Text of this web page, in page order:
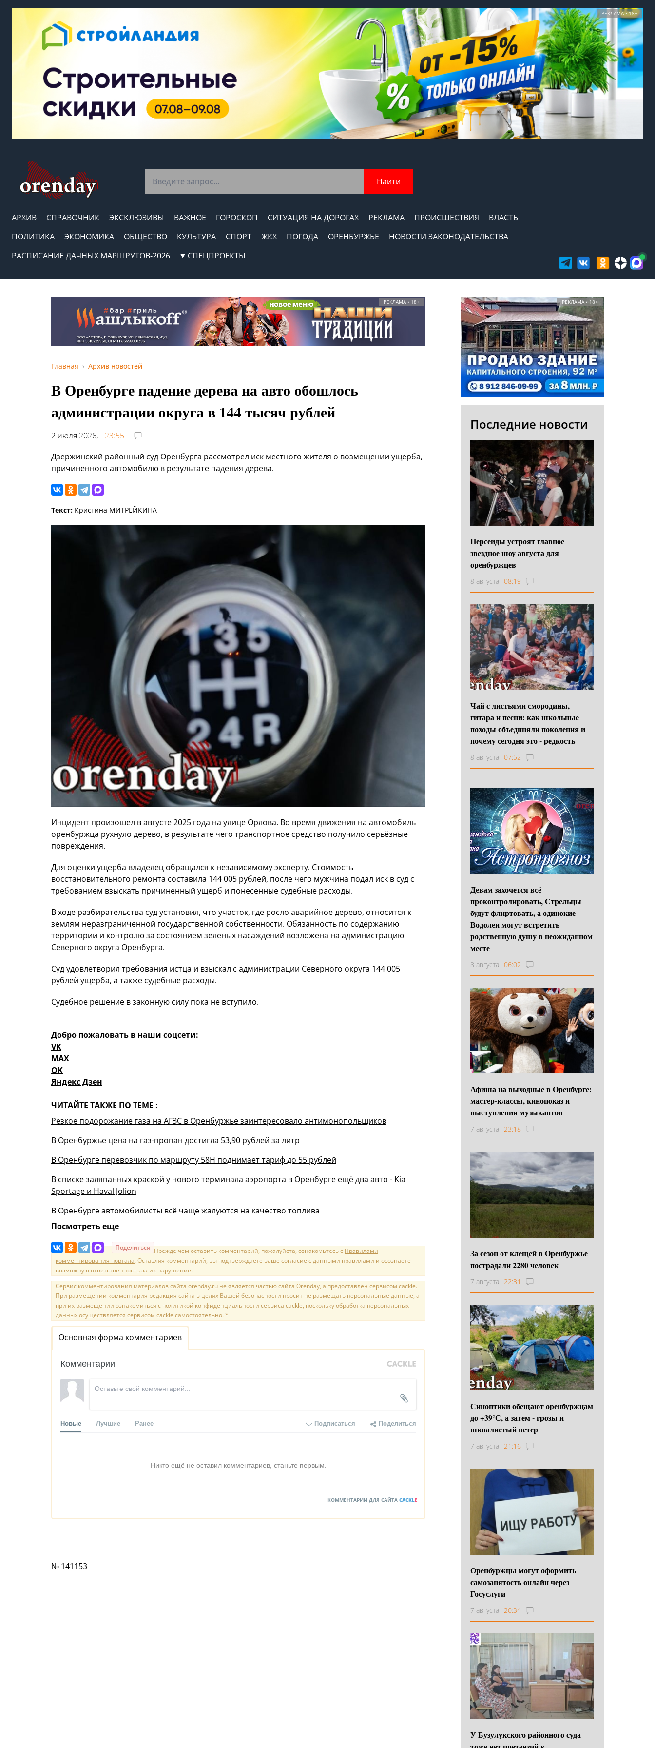
РЕКЛАМА • 18+
Найти
АРХИВ СПРАВОЧНИК ЭКСКЛЮЗИВЫ ВАЖНОЕ ГОРОСКОП СИТУАЦИЯ НА ДОРОГАХ РЕКЛАМА ПРОИСШЕСТВИЯ
ВЛАСТЬ
ПОЛИТИКА
ЭКОНОМИКА ОБЩЕСТВО КУЛЬТУРА СПОРТ ЖКХ ПОГОДА ОРЕНБУРЖЬЕ
НОВОСТИ ЗАКОНОДАТЕЛЬСТВА
РАСПИСАНИЕ ДАЧНЫХ МАРШРУТОВ-2026
СПЕЦПРОЕКТЫ
РЕКЛАМА • 18+
Главная Архив новостей
В Оренбурге падение дерева на авто обошлось
администрации округа в 144 тысяч рублей
2 июля 2026,
23:55
Дзержинский районный суд Оренбурга рассмотрел иск местного жителя о возмещении ущерба,
причиненного автомобилю в результате падения дерева.
Текст: Кристина МИТРЕЙКИНА
Инцидент произошел в августе 2025 года на улице Орлова. Во время движения на автомобиль
оренбуржца рухнуло дерево, в результате чего транспортное средство получило серьёзные
повреждения.
Для оценки ущерба владелец обращался к независимому эксперту. Стоимость
восстановительного ремонта составила 144 005 рублей, после чего мужчина подал иск в суд с
требованием взыскать причиненный ущерб и понесенные судебные расходы.
В ходе разбирательства суд установил, что участок, где росло аварийное дерево, относится к
землям неразграниченной государственной собственности. Обязанность по содержанию
территории и контролю за состоянием зеленых насаждений возложена на администрацию
Северного округа Оренбурга.
Суд удовлетворил требования истца и взыскал с администрации Северного округа 144 005
рублей ущерба, а также судебные расходы.
Судебное решение в законную силу пока не вступило.
Добро пожаловать в наши соцсети:
VK
MAX
OK
Яндекс Дзен
ЧИТАЙТЕ ТАКЖЕ ПО ТЕМЕ :
Резкое подорожание газа на АГЗС в Оренбуржье заинтересовало антимонопольщиков
В Оренбуржье цена на газ-пропан достигла 53,90 рублей за литр
В Оренбурге перевозчик по маршруту 58Н поднимает тариф до 55 рублей
В списке заляпанных краской у нового терминала аэропорта в Оренбурге ещё два авто - Kia
Sportage и Haval Jolion
В Оренбурге автомобилисты всё чаще жалуются на качество топлива
Посмотреть еще
Поделиться Прежде чем оставить комментарий, пожалуйста, ознакомьтесь с Правилами
комментирования портала. Оставляя комментарий, вы подтверждаете ваше согласие с данными правилами и осознаете
возможную ответственность за их нарушение.
Сервис комментирования материалов сайта orenday.ru не является частью сайта Orenday, а предоставлен сервисом cackle.
При размещении комментария редакция сайта в целях Вашей безопасности просит не размещать персональные данные, а
при их размещении ознакомиться с политикой конфиденциальности сервиса cackle, поскольку обработка персональных
данных осуществляется сервисом cackle самостоятельно. *
Основная форма комментариев
Комментарии
Новые Лучшие Ранее Подписаться Поделиться
Никто ещё не оставил комментариев, станьте первым.
КОММЕНТАРИИ ДЛЯ САЙТА CACKLE
№ 141153
РЕКЛАМА • 18+
Последние новости
Персеиды устроят главное
звездное шоу августа для
оренбуржцев
8 августа 08:19
Чай с листьями смородины,
гитара и песни: как школьные
походы объединяли поколения и
почему сегодня это - редкость
8 августа 07:52
Девам захочется всё
проконтролировать, Стрельцы
будут флиртовать, а одинокие
Водолеи могут встретить
родственную душу в неожиданном
месте
8 августа 06:02
Афиша на выходные в Оренбурге:
мастер-классы, кинопоказ и
выступления музыкантов
7 августа 23:18
За сезон от клещей в Оренбуржье
пострадали 2280 человек
7 августа 22:31
Синоптики обещают оренбуржцам
до +39°С, а затем - грозы и
шквалистый ветер
7 августа 21:16
Оренбуржцы могут оформить
самозанятость онлайн через
Госуслуги
7 августа 20:34
У Бузулукского районного суда